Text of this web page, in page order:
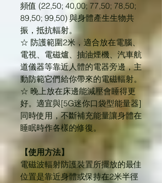
頻值 (22,50; 40,00; 77,50; 78,50;
89,50; 99,50) 與身體產生生物共
振，抵抗輻射。
☆ 防護範圍2米，適合放在電腦、
電視、電磁爐、抽油煙機、汽車航
道儀器等靠近人體的電器旁邊，主
動防範它們給你帶來的電磁輻射。
☆ 晚上放在床邊能減壓會睡得更
好。適宜與[5G迷你口袋型能量器]
同時使用，不斷補充能量讓身體在
睡眠時作各樣的修復。
【使用方法】
電磁波輻射防護裝置所擺放的最佳
位置是靠近身體或保持在2米半徑